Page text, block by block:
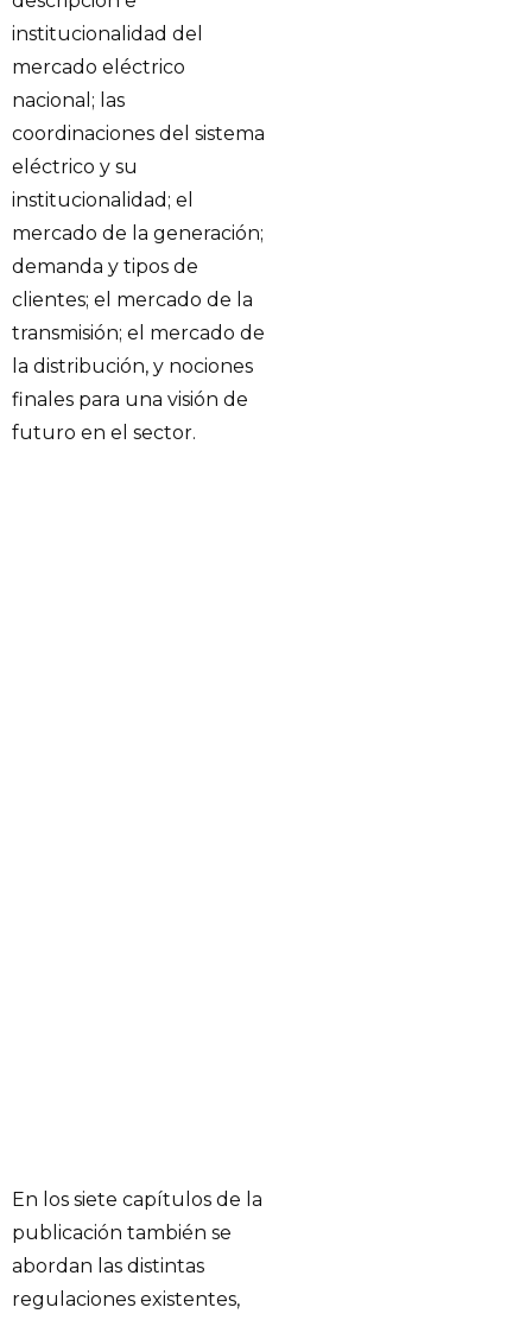
institucionalidad del
mercado eléctrico
nacional; las
coordinaciones del sistema
eléctrico y su
institucionalidad; el
mercado de la generación;
demanda y tipos de
clientes; el mercado de la
transmisión; el mercado de
la distribución, y nociones
finales para una visión de
futuro en el sector.
En los siete capítulos de la
publicación también se
abordan las distintas
regulaciones existentes,